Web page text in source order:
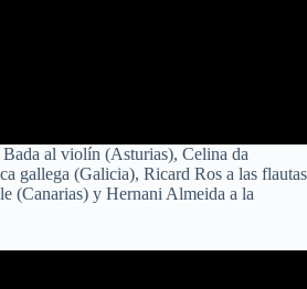
Bada al violín (Asturias), Celina da
gallega (Galicia), Ricard Ros a las flautas
(Canarias) y Hernani Almeida a la